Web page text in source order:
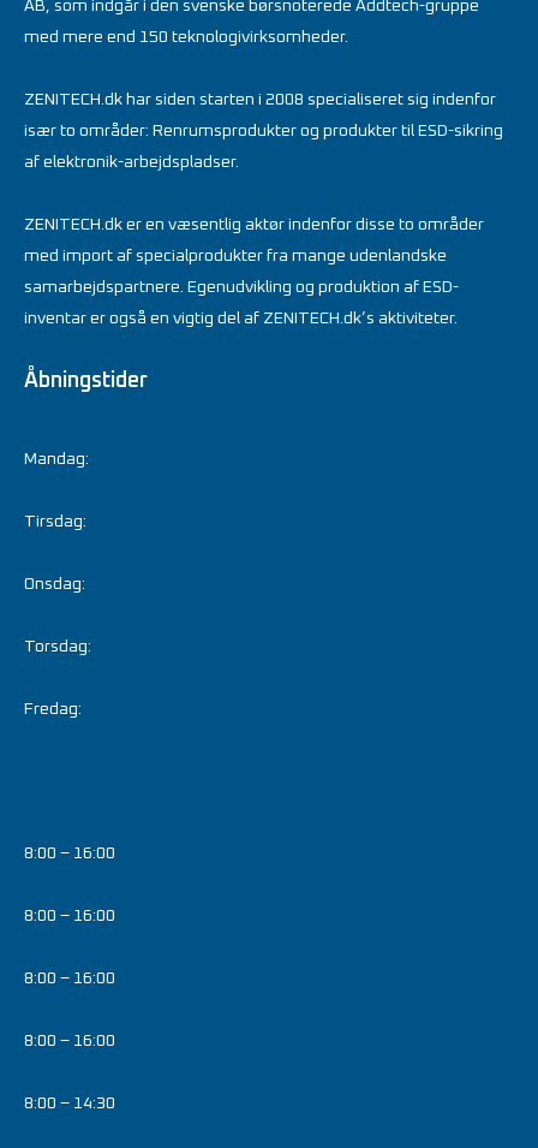
AB, som indgår i den svenske børsnoterede Addtech-gruppe
med mere end 150 teknologivirksomheder.
ZENITECH.dk har siden starten i 2008 specialiseret sig indenfor
især to områder: Renrumsprodukter og produkter til ESD-sikring
af elektronik-arbejdspladser.
ZENITECH.dk er en væsentlig aktør indenfor disse to områder
med import af specialprodukter fra mange udenlandske
samarbejdspartnere. Egenudvikling og produktion af ESD-
inventar er også en vigtig del af ZENITECH.dk’s aktiviteter.
Åbningstider
Mandag:
Tirsdag:
Onsdag:
Torsdag:
Fredag:
8:00 – 16:00
8:00 – 16:00
8:00 – 16:00
8:00 – 16:00
8:00 – 14:30